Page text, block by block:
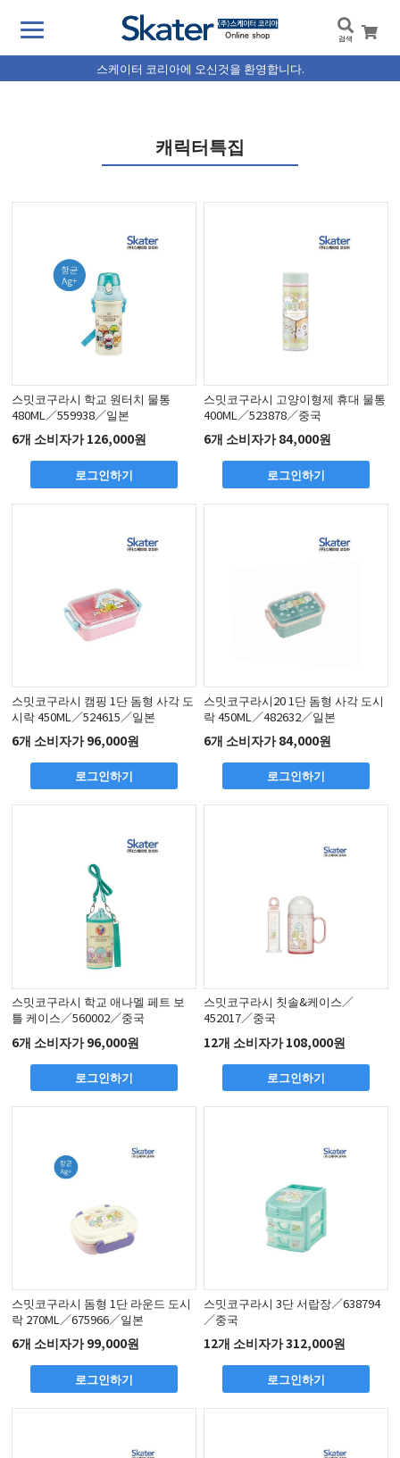
스케이터 코리아에 오신것을 환영합니다.
캐릭터특집
스밋코구라시 학교 원터치 물통
480ML／559938／일본
6개 소비자가 126,000원
로그인하기
스밋코구라시 고양이형제 휴대 물통
400ML／523878／중국
6개 소비자가 84,000원
로그인하기
스밋코구라시 캠핑 1단 돔형 사각 도
시락 450ML／524615／일본
6개 소비자가 96,000원
로그인하기
스밋코구라시20 1단 돔형 사각 도시
락 450ML／482632／일본
6개 소비자가 84,000원
로그인하기
스밋코구라시 학교 애나멜 페트 보
틀 케이스／560002／중국
6개 소비자가 96,000원
로그인하기
스밋코구라시 칫솔&케이스／
452017／중국
12개 소비자가 108,000원
로그인하기
스밋코구라시 돔형 1단 라운드 도시
락 270ML／675966／일본
6개 소비자가 99,000원
로그인하기
스밋코구라시 3단 서랍장／638794
／중국
12개 소비자가 312,000원
로그인하기
검색